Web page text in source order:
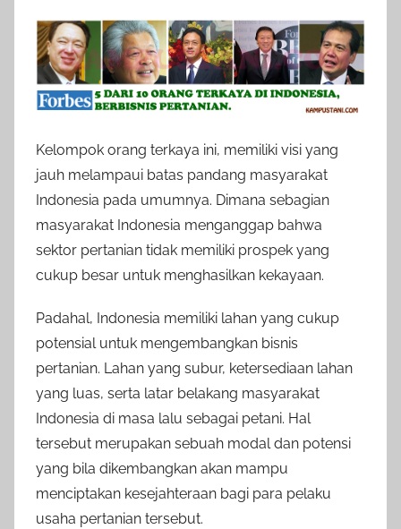
Kelompok orang terkaya ini, memiliki visi yang
jauh melampaui batas pandang masyarakat
Indonesia pada umumnya. Dimana sebagian
masyarakat Indonesia menganggap bahwa
sektor pertanian tidak memiliki prospek yang
cukup besar untuk menghasilkan kekayaan.
Padahal, Indonesia memiliki lahan yang cukup
potensial untuk mengembangkan bisnis
pertanian. Lahan yang subur, ketersediaan lahan
yang luas, serta latar belakang masyarakat
Indonesia di masa lalu sebagai petani. Hal
tersebut merupakan sebuah modal dan potensi
yang bila dikembangkan akan mampu
menciptakan kesejahteraan bagi para pelaku
usaha pertanian tersebut.